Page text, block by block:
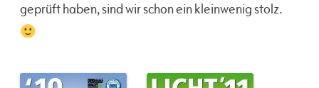
geprüft haben, sind wir schon ein kleinwenig stolz.